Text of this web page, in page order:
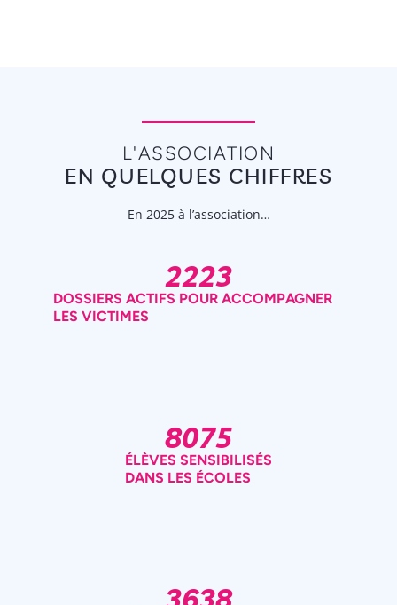
L'ASSOCIATION
EN QUELQUES CHIFFRES
En 2025 à l’association…
DOSSIERS ACTIFS POUR ACCOMPAGNER
LES VICTIMES
2223
ÉLÈVES SENSIBILISÉS
DANS LES ÉCOLES
8075